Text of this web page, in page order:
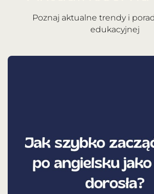
Poznaj aktualne trendy i
edukacyjnej